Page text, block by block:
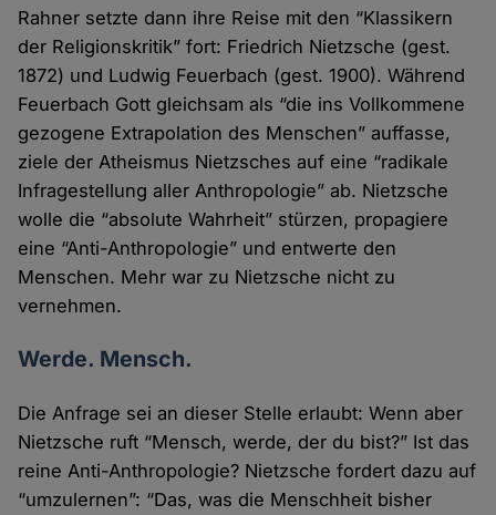
Rahner setzte dann ihre Reise mit den “Klassikern
der Religionskritik” fort: Friedrich Nietzsche (gest.
1872) und Ludwig Feuerbach (gest. 1900). Während
Feuerbach Gott gleichsam als “die ins Vollkommene
gezogene Extrapolation des Menschen” auffasse,
ziele der Atheismus Nietzsches auf eine “radikale
Infragestellung aller Anthropologie” ab. Nietzsche
wolle die “absolute Wahrheit” stürzen, propagiere
eine “Anti-Anthropologie” und entwerte den
Menschen. Mehr war zu Nietzsche nicht zu
vernehmen.
Werde. Mensch.
Die Anfrage sei an dieser Stelle erlaubt: Wenn aber
Nietzsche ruft “Mensch, werde, der du bist?” Ist das
reine Anti-Anthropologie? Nietzsche fordert dazu auf
“umzulernen”: “Das, was die Menschheit bisher